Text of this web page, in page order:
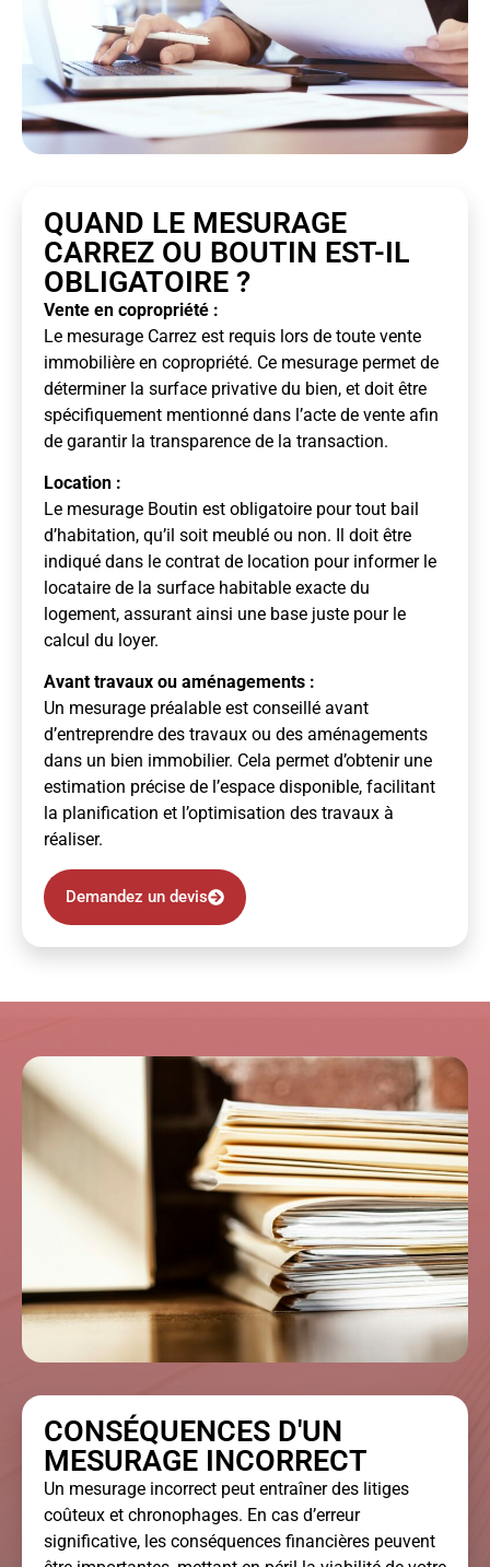
QUAND LE MESURAGE
CARREZ OU BOUTIN EST-IL
OBLIGATOIRE ?
Vente en copropriété :
Le mesurage Carrez est requis lors de toute vente
immobilière en copropriété. Ce mesurage permet de
déterminer la surface privative du bien, et doit être
spécifiquement mentionné dans l’acte de vente afin
de garantir la transparence de la transaction.
Location :
Le mesurage Boutin est obligatoire pour tout bail
d’habitation, qu’il soit meublé ou non. Il doit être
indiqué dans le contrat de location pour informer le
locataire de la surface habitable exacte du
logement, assurant ainsi une base juste pour le
calcul du loyer.
Avant travaux ou aménagements :
Un mesurage préalable est conseillé avant
d’entreprendre des travaux ou des aménagements
dans un bien immobilier. Cela permet d’obtenir une
estimation précise de l’espace disponible, facilitant
la planification et l’optimisation des travaux à
réaliser.
Demandez un devis
CONSÉQUENCES D'UN
MESURAGE INCORRECT
Un mesurage incorrect peut entraîner des litiges
coûteux et chronophages. En cas d’erreur
significative, les conséquences financières peuvent